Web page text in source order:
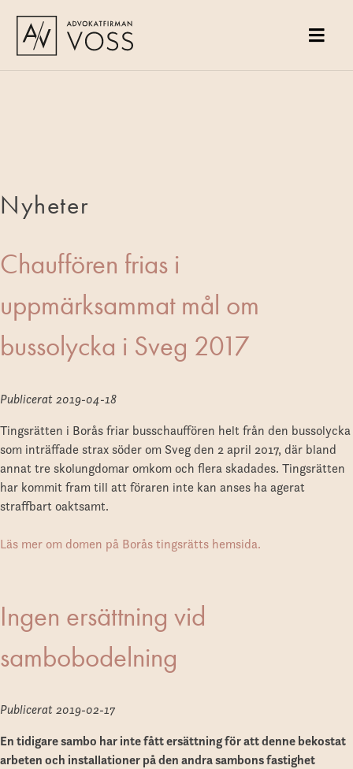
innehåll
Nyheter
Chauffören frias i
uppmärksammat mål om
bussolycka i Sveg 2017
Publicerat2019-04-18
Tingsrätten i Borås friar busschauffören helt från den bussolycka
som inträffade strax söder om Sveg den 2 april 2017, där bland
annat tre skolungdomar omkom och flera skadades. Tingsrätten
har kommit fram till att föraren inte kan anses ha agerat
straffbart oaktsamt.
Läs mer om domen på Borås tingsrätts hemsida.
Ingen ersättning vid
sambobodelning
Publicerat2019-02-17
En tidigare sambo har inte fått ersättning för att denne bekostat
arbeten och installationer på den andra sambons fastighet